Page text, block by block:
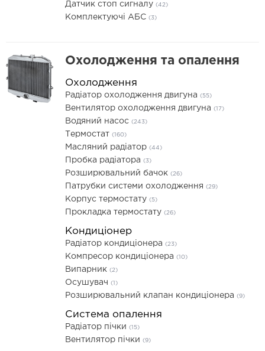
Датчик стоп сигналу (42)
Комплектуючі АБС (3)
Охолодження та опалення
Охолодження
Радіатор охолодження двигуна (55)
Вентилятор охолодження двигуна (17)
Водяний насос (243)
Термостат (160)
Масляний радіатор (44)
Пробка радіатора (3)
Розширювальний бачок (26)
Патрубки системи охолодження (29)
Корпус термостату (5)
Прокладка термостату (26)
Кондиціонер
Радіатор кондиціонера (23)
Компресор кондиціонера (10)
Випарник (2)
Осушувач (1)
Розширювальний клапан кондиціонера (9)
Система опалення
Радіатор пічки (15)
Вентилятор пічки (9)